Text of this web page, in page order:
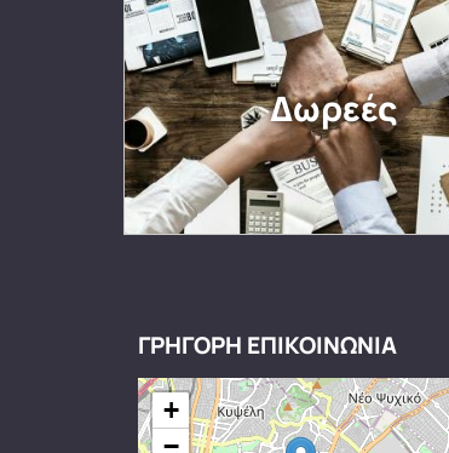
Δωρεές
ΓΡΗΓΟΡΗ ΕΠΙΚΟΙΝΩΝΙΑ
+
−